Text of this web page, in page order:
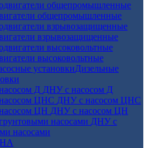
общепромышленные
взрывозащищенные
высоковольтные
Дизельные
ДНУ с насосом Д
ДНУ с насосом ЦНС
ДНУ с насосом ЦН
ДНУ с
насосами